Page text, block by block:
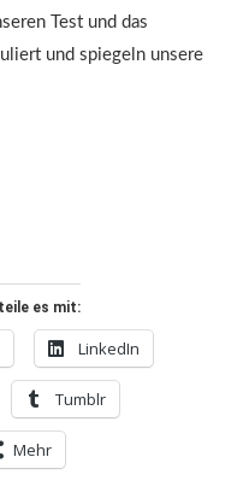
Test und das
und spiegeln unsere
es mit:
LinkedIn
Tumblr
Mehr